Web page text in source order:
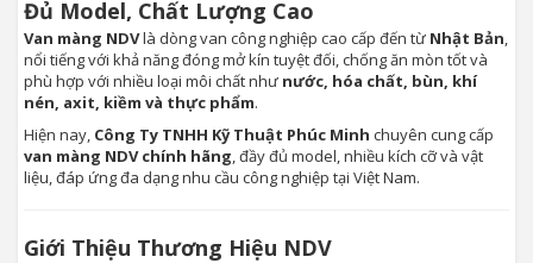
Đủ Model, Chất Lượng Cao
Van màng NDVlà dòng van công nghiệp cao cấp đến từ Nhật Bản,
nổi tiếng với khả năng đóng mở kín tuyệt đối, chống ăn mòn tốt và
phù hợp với nhiều loại môi chất như nước, hóa chất, bùn, khí
nén, axit, kiềm và thực phẩm.
Hiện nay, Công Ty TNHH Kỹ Thuật Phúc Minh chuyên cung cấp
van màng NDV chính hãng, đầy đủ model, nhiều kích cỡ và vật
liệu, đáp ứng đa dạng nhu cầu công nghiệp tại Việt Nam.
Giới Thiệu Thương Hiệu NDV